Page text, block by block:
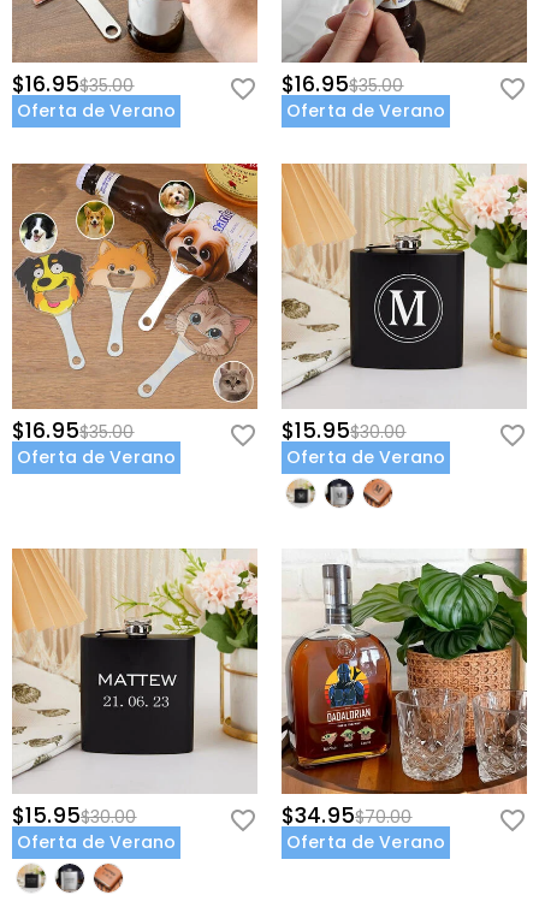
$16.95$35.00
Oferta de Verano
$16.95$35.00
Oferta de Verano
$16.95$35.00
Oferta de Verano
$15.95$30.00
Oferta de Verano
$15.95$30.00
Oferta de Verano
$34.95$70.00
Oferta de Verano